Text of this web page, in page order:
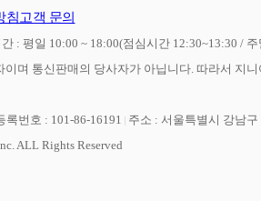
침고객 문의
: 평일 10:00 ~ 18:00(점심시간 12:30~13:30 /
며 통신판매의 당사자가 아닙니다. 따라서 지
록번호 : 101-86-16191
주소 : 서울특별시 강남
ALL Rights Reserved